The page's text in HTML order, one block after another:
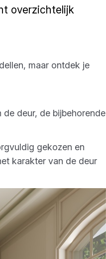
overzichtelijk
maar ontdek je
deur, de bijbehorende
gekozen en
karakter van de deur